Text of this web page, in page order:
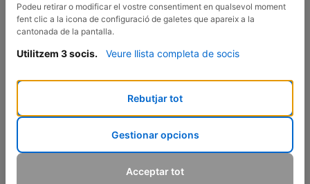
...PERQUÈ LA COMPRA DEL SUPERMERCAT NO SIGUI
LA TEVA ENEMIGA!
Podeu retirar o modificar el vostre consentiment en qualsevol moment
fent clic a la icona de configuració de galetes que apareix a la
cantonada de la pantalla.
Utilitzem 3 socis. Veure llista completa de socis
Rebutjar tot
Gestionar opcions
Acceptar tot